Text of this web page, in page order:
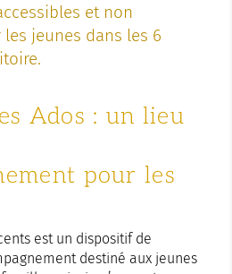
et non
jeunes dans les 6
Ados : un lieu
pour les
est un dispositif de
destiné aux jeunes